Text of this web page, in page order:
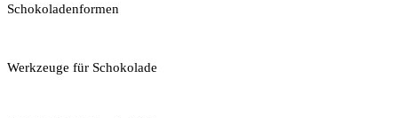
Schokoladenformen
Werkzeuge für Schokolade